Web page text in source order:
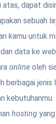
atas, dapat
sebuah
kamu untuk
data ke
online oleh
berbagai jenis
hosting